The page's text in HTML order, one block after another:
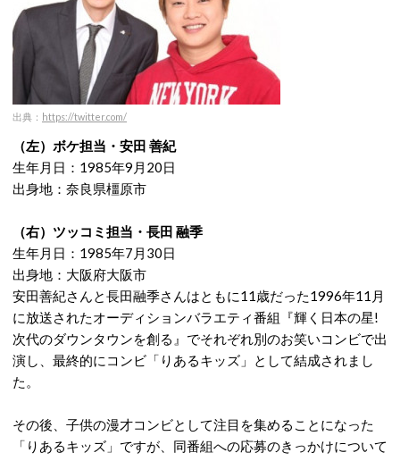
出典： https://twitter.com/
（左）ボケ担当・安田 善紀
生年月日：1985年9月20日
出身地：奈良県橿原市
（右）ツッコミ担当・長田 融季
生年月日：1985年7月30日
出身地：大阪府大阪市
安田善紀さんと長田融季さんはともに11歳だった1996年11月
に放送されたオーディションバラエティ番組『輝く日本の星!
次代のダウンタウンを創る』でそれぞれ別のお笑いコンビで出
演し、最終的にコンビ「りあるキッズ」として結成されまし
た。
その後、子供の漫才コンビとして注目を集めることになった
「りあるキッズ」ですが、同番組への応募のきっかけについて